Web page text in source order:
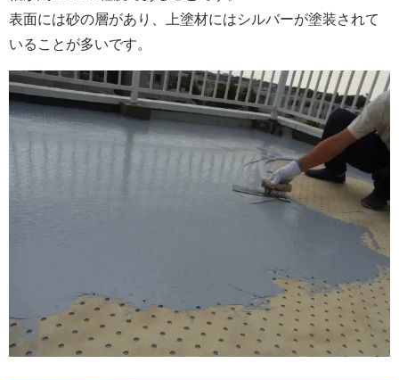
表面には砂の層があり、上塗材にはシルバーが塗装されて
いることが多いです。